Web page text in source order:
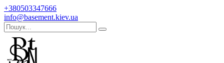
+380503347666
info@basement.kiev.ua